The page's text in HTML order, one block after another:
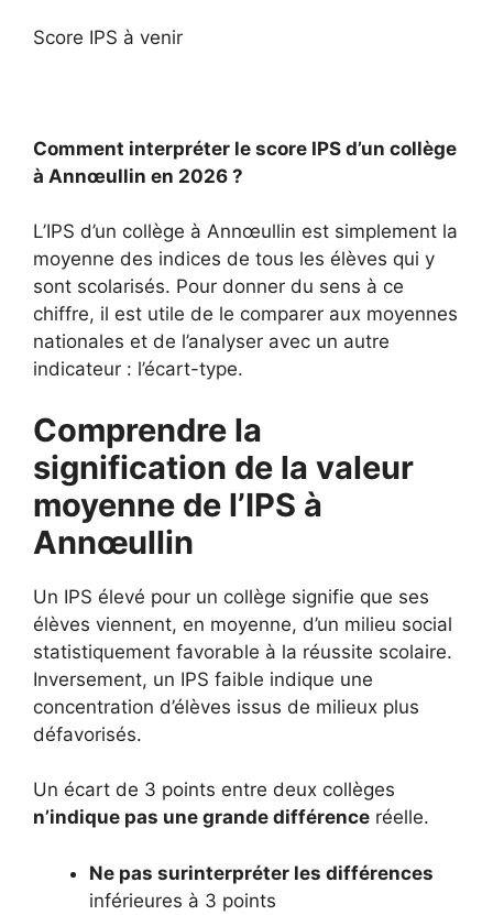
Score IPS à venir
Comment interpréter le score IPS d’un collège
à Annœullin en 2026 ?
L’IPS d’un collège à Annœullin est simplement la
moyenne des indices de tous les élèves qui y
sont scolarisés. Pour donner du sens à ce
chiffre, il est utile de le comparer aux moyennes
nationales et de l’analyser avec un autre
indicateur : l’écart-type.
Comprendre la
signification de la valeur
moyenne de l’IPS à
Annœullin
Un IPS élevé pour un collège signifie que ses
élèves viennent, en moyenne, d’un milieu social
statistiquement favorable à la réussite scolaire.
Inversement, un IPS faible indique une
concentration d’élèves issus de milieux plus
défavorisés.
Un écart de 3 points entre deux collèges
n’indique pas une grande différence réelle.
Ne pas surinterpréter les différences
inférieures à 3 points